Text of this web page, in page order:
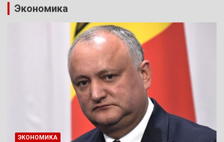
Экономика
ЭКОНОМИКА